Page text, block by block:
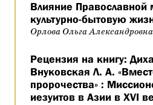
Влияние Православной
культурно-бытовую
Орлова Ольга Александровна
Рецензия на книгу:
Внуковская Л. А.
пророчества» :
иезуитов в Азии в XVI